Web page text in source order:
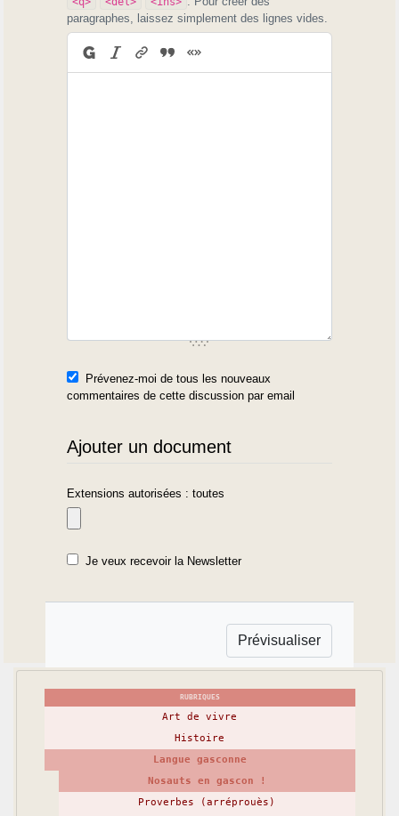
paragraphes, laissez simplement des lignes vides.
Prévenez-moi de tous les nouveaux
commentaires de cette discussion par email
Ajouter un document
Extensions autorisées : toutes
Je veux recevoir la Newsletter
RUBRIQUES
Art de vivre
Histoire
Langue gasconne
Nosauts en gascon !
Proverbes (arréprouès)